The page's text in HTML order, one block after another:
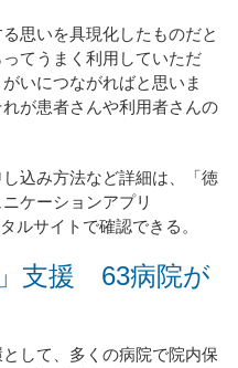
思いを具現化したものだと
てうまく利用していただ
いにつながればと思いま
が患者さんや利用者さんの
込み方法など詳細は、「徳
ケーションアプリ
ルサイトで確認できる。
」支援 63病院が
して、多くの病院で院内保